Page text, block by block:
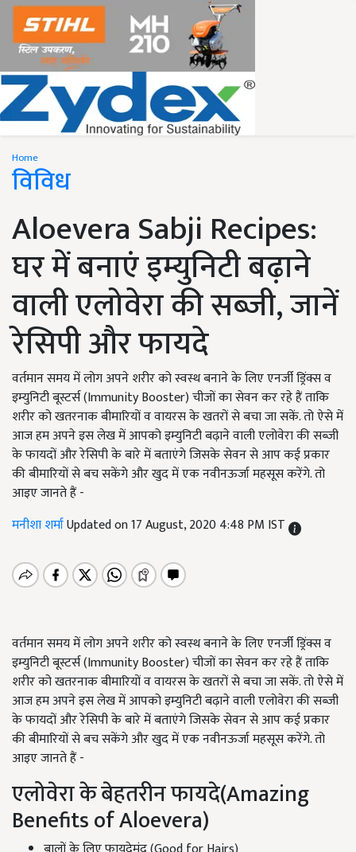
Home
विविध
Aloevera Sabji Recipes:
घर में बनाएं इम्युनिटी बढ़ाने
वाली एलोवेरा की सब्जी, जानें
रेसिपी और फायदे
वर्तमान समय में लोग अपने शरीर को स्वस्थ बनाने के लिए एनर्जी ड्रिंक्स व
इम्युनिटी बूस्टर्स (Immunity Booster) चीजों का सेवन कर रहे हैं ताकि
शरीर को खतरनाक बीमारियों व वायरस के खतरों से बचा जा सकें. तो ऐसे में
आज हम अपने इस लेख में आपको इम्युनिटी बढ़ाने वाली एलोवेरा की सब्जी
के फायदों और रेसिपी के बारे में बताएंगे जिसके सेवन से आप कई प्रकार
की बीमारियों से बच सकेंगे और खुद में एक नवीनऊर्जा महसूस करेंगे. तो
आइए जानते हैं -
मनीशा शर्माUpdated on 17 August, 2020 4:48 PM IST
वर्तमान समय में लोग अपने शरीर को स्वस्थ बनाने के लिए एनर्जी ड्रिंक्स व
इम्युनिटी बूस्टर्स (Immunity Booster) चीजों का सेवन कर रहे हैं ताकि
शरीर को खतरनाक बीमारियों व वायरस के खतरों से बचा जा सकें. तो ऐसे में
आज हम अपने इस लेख में आपको इम्युनिटी बढ़ाने वाली एलोवेरा की सब्जी
के फायदों और रेसिपी के बारे में बताएंगे जिसके सेवन से आप कई प्रकार
की बीमारियों से बच सकेंगे और खुद में एक नवीनऊर्जा महसूस करेंगे. तो
आइए जानते हैं -
एलोवेरा के बेहतरीन फायदे(Amazing
Benefits of Aloevera)